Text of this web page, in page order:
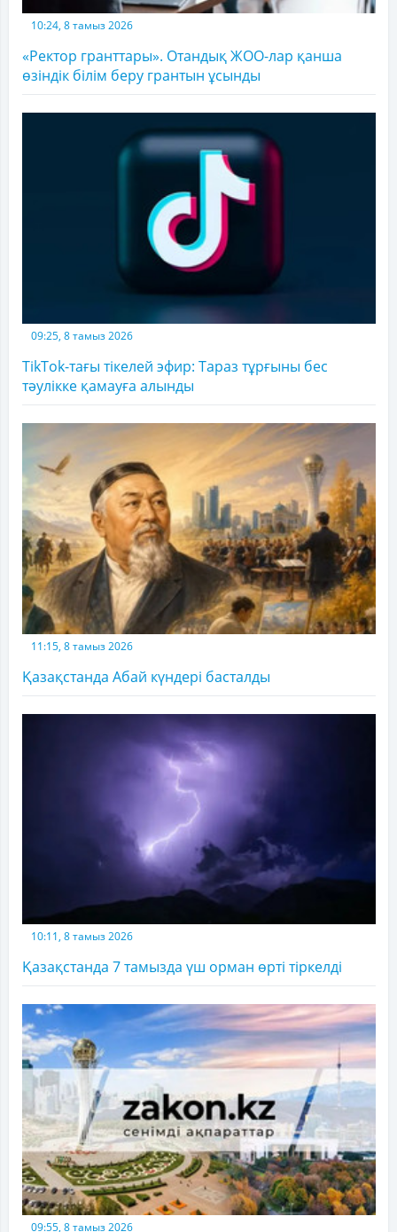
10:24, 8 тамыз 2026
«Ректор гранттары». Отандық ЖОО-лар қанша
өзіндік білім беру грантын ұсынды
09:25, 8 тамыз 2026
TikTok-тағы тікелей эфир: Тараз тұрғыны бес
тәулікке қамауға алынды
11:15, 8 тамыз 2026
Қазақстанда Абай күндері басталды
10:11, 8 тамыз 2026
Қазақстанда 7 тамызда үш орман өрті тіркелді
09:55, 8 тамыз 2026